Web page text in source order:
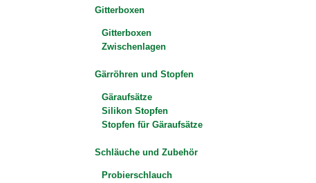
Gitterboxen
Gitterboxen
Zwischenlagen
Gärröhren und Stopfen
Gäraufsätze
Silikon Stopfen
Stopfen für Gäraufsätze
Schläuche und Zubehör
Probierschlauch